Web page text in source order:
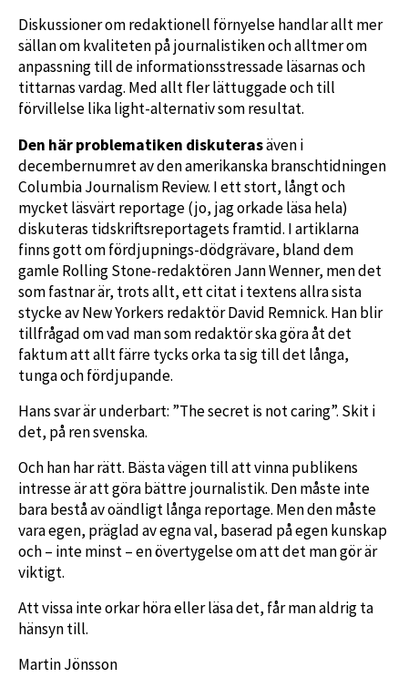
Diskussioner om redaktionell förnyelse handlar allt mer
sällan om kvaliteten på journalistiken och alltmer om
anpassning till de informationsstressade läsarnas och
tittarnas vardag. Med allt fler lättuggade och till
förvillelse lika light-alternativ som resultat.
Den här problematiken diskuterasäven i
decembernumret av den amerikanska branschtidningen
Columbia Journalism Review. I ett stort, långt och
mycket läsvärt reportage (jo, jag orkade läsa hela)
diskuteras tidskriftsreportagets framtid. I artiklarna
finns gott om fördjupnings-dödgrävare, bland dem
gamle Rolling Stone-redaktören Jann Wenner, men det
som fastnar är, trots allt, ett citat i textens allra sista
stycke av New Yorkers redaktör David Remnick. Han blir
tillfrågad om vad man som redaktör ska göra åt det
faktum att allt färre tycks orka ta sig till det långa,
tunga och fördjupande.
Hans svar är underbart: ”The secret is not caring”. Skit i
det, på ren svenska.
Och han har rätt. Bästa vägen till att vinna publikens
intresse är att göra bättre journalistik. Den måste inte
bara bestå av oändligt långa reportage. Men den måste
vara egen, präglad av egna val, baserad på egen kunskap
och – inte minst – en övertygelse om att det man gör är
viktigt.
Att vissa inte orkar höra eller läsa det, får man aldrig ta
hänsyn till.
Martin Jönsson